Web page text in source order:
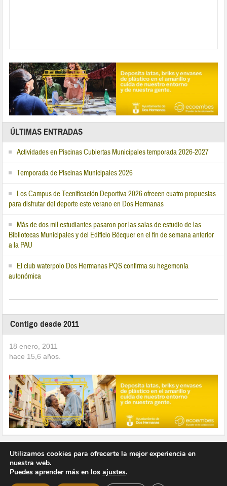
ÚLTIMAS ENTRADAS
Actividades en Piscinas Cubiertas Municipales temporada 2026-2027
Temporada de Piscinas Municipales 2026
Los Campus de Tecnificación Deportiva 2026 ofrecen cuatro propuestas
para disfrutar del deporte este verano en Dos Hermanas
Más de dos mil estudiantes pasaron por las salas de estudio de las
Bibliotecas Municipales y del Edificio Bécquer en el fin de semana anterior
a la PAU
El club waterpolo Dos Hermanas PQS confirma su hegemonía
autonómica
Contigo desde 2011
18 enero, 2011
hace 15,6 años.
Utilizamos cookies para ofrecerte la mejor experiencia en
nuestra web.
Puedes aprender más en los ajustes.